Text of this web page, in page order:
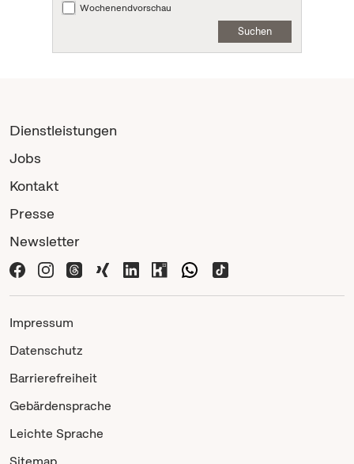
Wochenendvorschau
Suchen
Dienstleistungen
Jobs
Kontakt
Presse
Newsletter
Impressum
Datenschutz
Barrierefreiheit
Gebärdensprache
Leichte Sprache